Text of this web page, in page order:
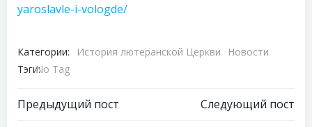
yaroslavle-i-vologde/
Категории: История лютеранской Церкви
Новости
Тэги:No Tag
Навигация
Предыдущий пост
Навигация
Следующий пост